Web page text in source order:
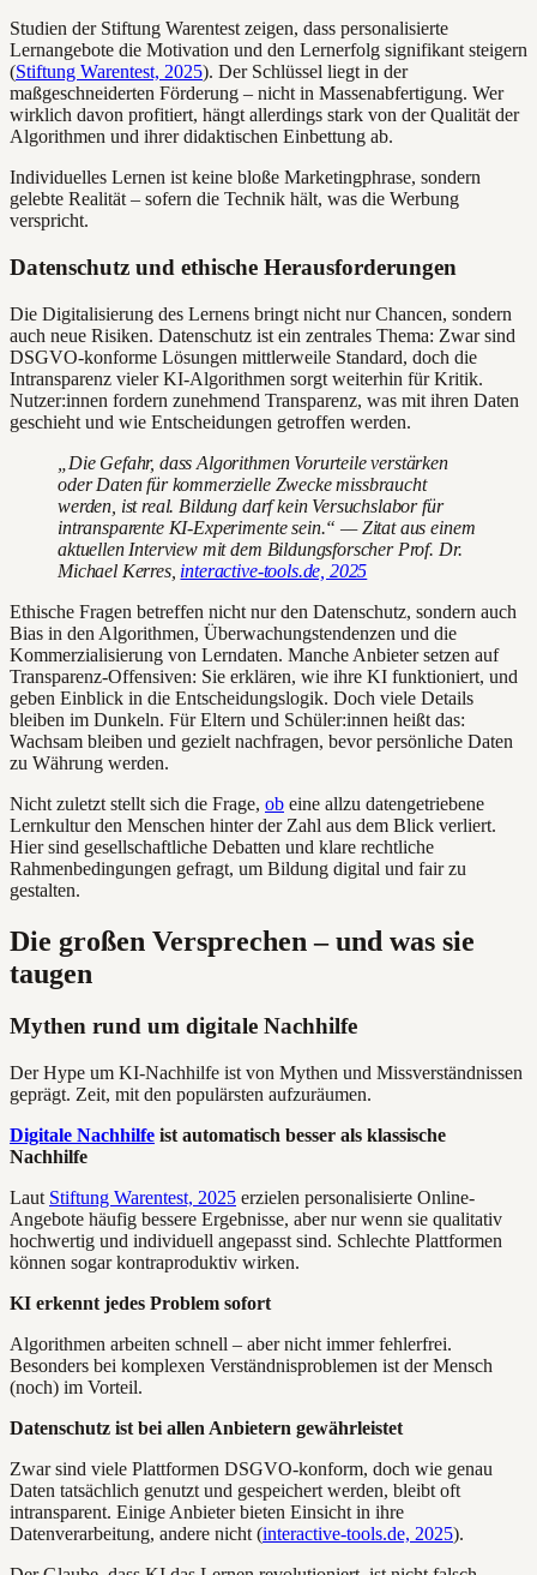
Studien der Stiftung Warentest zeigen, dass personalisierte
Lernangebote die Motivation und den Lernerfolg signifikant steigern
(Stiftung Warentest, 2025). Der Schlüssel liegt in der
maßgeschneiderten Förderung – nicht in Massenabfertigung. Wer
wirklich davon profitiert, hängt allerdings stark von der Qualität der
Algorithmen und ihrer didaktischen Einbettung ab.
Individuelles Lernen ist keine bloße Marketingphrase, sondern
gelebte Realität – sofern die Technik hält, was die Werbung
verspricht.
Datenschutz und ethische Herausforderungen
Die Digitalisierung des Lernens bringt nicht nur Chancen, sondern
auch neue Risiken. Datenschutz ist ein zentrales Thema: Zwar sind
DSGVO-konforme Lösungen mittlerweile Standard, doch die
Intransparenz vieler KI-Algorithmen sorgt weiterhin für Kritik.
Nutzer:innen fordern zunehmend Transparenz, was mit ihren Daten
geschieht und wie Entscheidungen getroffen werden.
„Die Gefahr, dass Algorithmen Vorurteile verstärken
oder Daten für kommerzielle Zwecke missbraucht
werden, ist real. Bildung darf kein Versuchslabor für
intransparente KI-Experimente sein.“ — Zitat aus einem
aktuellen Interview mit dem Bildungsforscher Prof. Dr.
Michael Kerres, interactive-tools.de, 2025
Ethische Fragen betreffen nicht nur den Datenschutz, sondern auch
Bias in den Algorithmen, Überwachungstendenzen und die
Kommerzialisierung von Lerndaten. Manche Anbieter setzen auf
Transparenz-Offensiven: Sie erklären, wie ihre KI funktioniert, und
geben Einblick in die Entscheidungslogik. Doch viele Details
bleiben im Dunkeln. Für Eltern und Schüler:innen heißt das:
Wachsam bleiben und gezielt nachfragen, bevor persönliche Daten
zu Währung werden.
Nicht zuletzt stellt sich die Frage, ob eine allzu datengetriebene
Lernkultur den Menschen hinter der Zahl aus dem Blick verliert.
Hier sind gesellschaftliche Debatten und klare rechtliche
Rahmenbedingungen gefragt, um Bildung digital und fair zu
gestalten.
Die großen Versprechen – und was sie
taugen
Mythen rund um digitale Nachhilfe
Der Hype um KI-Nachhilfe ist von Mythen und Missverständnissen
geprägt. Zeit, mit den populärsten aufzuräumen.
Digitale Nachhilfe ist automatisch besser als klassische
Nachhilfe
Laut Stiftung Warentest, 2025 erzielen personalisierte Online-
Angebote häufig bessere Ergebnisse, aber nur wenn sie qualitativ
hochwertig und individuell angepasst sind. Schlechte Plattformen
können sogar kontraproduktiv wirken.
KI erkennt jedes Problem sofort
Algorithmen arbeiten schnell – aber nicht immer fehlerfrei.
Besonders bei komplexen Verständnisproblemen ist der Mensch
(noch) im Vorteil.
Datenschutz ist bei allen Anbietern gewährleistet
Zwar sind viele Plattformen DSGVO-konform, doch wie genau
Daten tatsächlich genutzt und gespeichert werden, bleibt oft
intransparent. Einige Anbieter bieten Einsicht in ihre
Datenverarbeitung, andere nicht (interactive-tools.de, 2025).